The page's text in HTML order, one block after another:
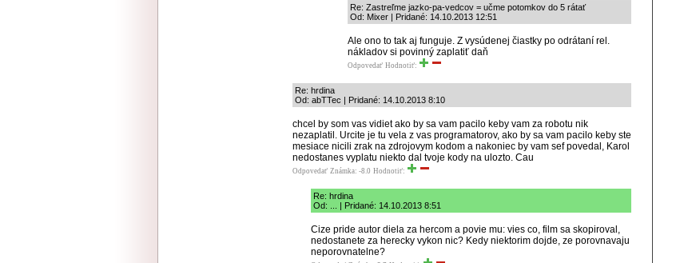
Re: Zastreľme jazko-pa-vedcov = učme potomkov do 5 rátať
Od: Mixer | Pridané: 14.10.2013 12:51
Ale ono to tak aj funguje. Z vysúdenej čiastky po odrátaní rel.
nákladov si povinný zaplatiť daň
Odpovedať Hodnotiť:
Re: hrdina
Od: abTTec | Pridané: 14.10.2013 8:10
chcel by som vas vidiet ako by sa vam pacilo keby vam za robotu nik
nezaplatil. Urcite je tu vela z vas programatorov, ako by sa vam pacilo keby ste
mesiace nicili zrak na zdrojovym kodom a nakoniec by vam sef povedal, Karol
nedostanes vyplatu niekto dal tvoje kody na ulozto. Cau
Odpovedať Známka: -8.0 Hodnotiť:
Re: hrdina
Od: ... | Pridané: 14.10.2013 8:51
Cize pride autor diela za hercom a povie mu: vies co, film sa skopiroval,
nedostanete za herecky vykon nic? Kedy niektorim dojde, ze porovnavaju
neporovnatelne?